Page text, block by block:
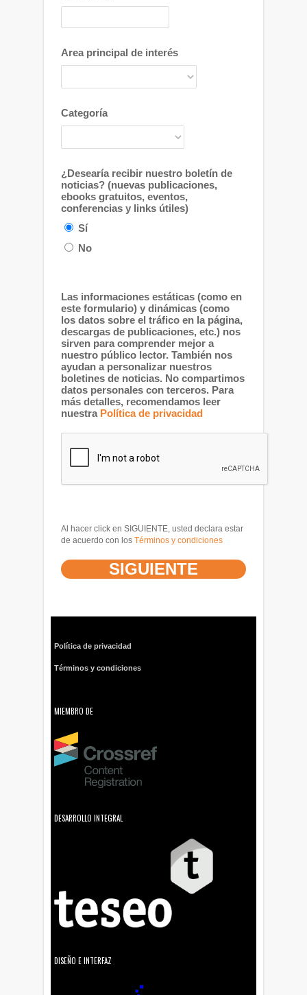
Area principal de interés
Categoría
¿Desearía recibir nuestro boletín de
noticias? (nuevas publicaciones,
ebooks gratuitos, eventos,
conferencias y links útiles)
Sí
No
Las informaciones estáticas (como en
este formulario) y dinámicas (como
los datos sobre el tráfico en la página,
descargas de publicaciones, etc.) nos
sirven para comprender mejor a
nuestro público lector. También nos
ayudan a personalizar nuestros
boletines de noticias. No compartimos
datos personales con terceros. Para
más detalles, recomendamos leer
nuestra Política de privacidad
Al hacer click en SIGUIENTE, usted declara estar
de acuerdo con los Términos y condiciones
Política de privacidad
Términos y condiciones
MIEMBRO DE
DESARROLLO INTEGRAL
DISEÑO E INTERFAZ